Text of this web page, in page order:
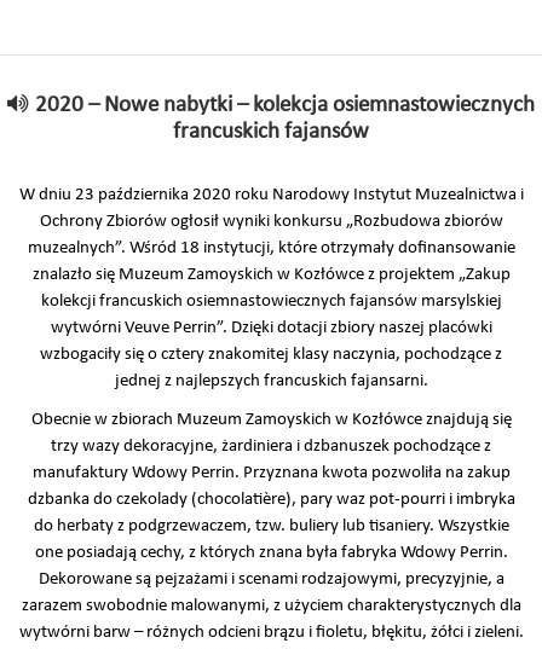
2020 – Nowe nabytki – kolekcja osiemnastowiecznych
francuskich fajansów
W dniu 23 października 2020 roku Narodowy Instytut Muzealnictwa i
Ochrony Zbiorów ogłosił wyniki konkursu „Rozbudowa zbiorów
muzealnych”. Wśród 18 instytucji, które otrzymały dofinansowanie
znalazło się Muzeum Zamoyskich w Kozłówce z projektem „Zakup
kolekcji francuskich osiemnastowiecznych fajansów marsylskiej
wytwórni Veuve Perrin”. Dzięki dotacji zbiory naszej placówki
wzbogaciły się o cztery znakomitej klasy naczynia, pochodzące z
jednej z najlepszych francuskich fajansarni.
Obecnie w zbiorach Muzeum Zamoyskich w Kozłówce znajdują się
trzy wazy dekoracyjne, żardiniera i dzbanuszek pochodzące z
manufaktury Wdowy Perrin. Przyznana kwota pozwoliła na zakup
dzbanka do czekolady (chocolatière), pary waz pot-pourri i imbryka
do herbaty z podgrzewaczem, tzw. buliery lub tisaniery. Wszystkie
one posiadają cechy, z których znana była fabryka Wdowy Perrin.
Dekorowane są pejzażami i scenami rodzajowymi, precyzyjnie, a
zarazem swobodnie malowanymi, z użyciem charakterystycznych dla
wytwórni barw – różnych odcieni brązu i fioletu, błękitu, żółci i zieleni.